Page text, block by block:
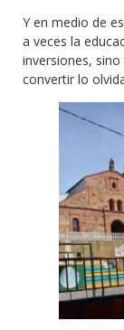
Y en medio de
a veces la
inversiones,
convertir lo